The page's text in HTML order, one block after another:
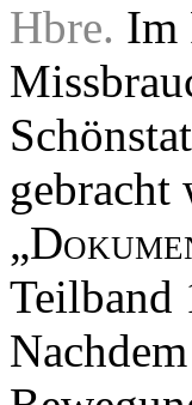
Hbre. Im
gebracht
„
Teilband